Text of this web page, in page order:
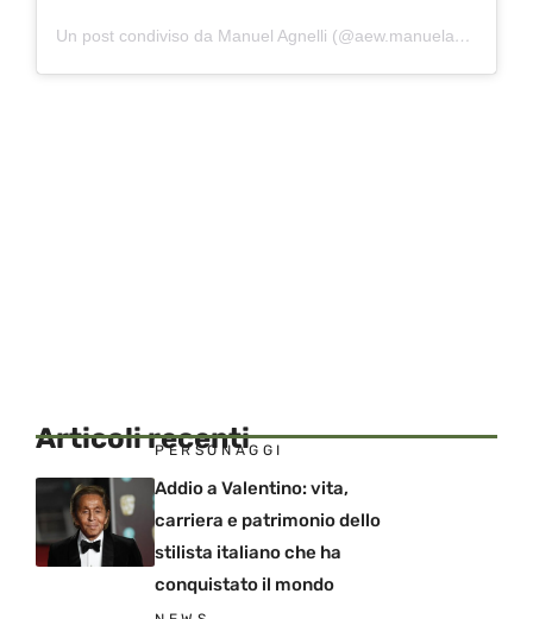
Un post condiviso da Manuel Agnelli (@aew.manuelagnelli)
Articoli recenti
PERSONAGGI
Addio a Valentino: vita,
carriera e patrimonio dello
stilista italiano che ha
conquistato il mondo